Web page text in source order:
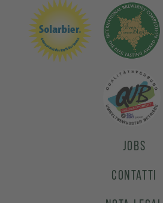
JOBS
CONTATTI